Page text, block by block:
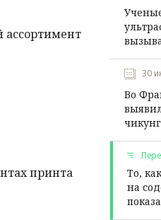
ассортимент
принта
30
Во
То,
на